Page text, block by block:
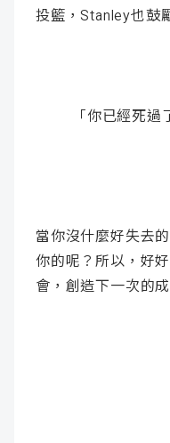
投籃，Stanley也鼓
「你已經死過
當你沒什麼好失去
你的呢？所以，好
會，創造下一次的成